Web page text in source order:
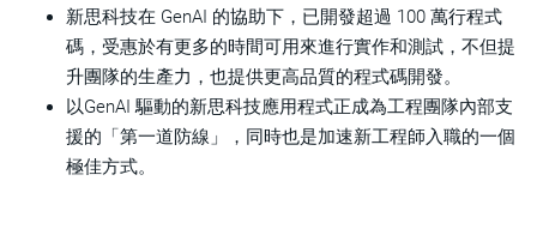
新思科技在 GenAI 的協助下，已開發超過 100 萬行程式
碼，受惠於有更多的時間可用來進行實作和測試，不但提
升團隊的生產力，也提供更高品質的程式碼開發。
以GenAI 驅動的新思科技應用程式正成為工程團隊內部支
援的「第一道防線」，同時也是加速新工程師入職的一個
極佳方式。